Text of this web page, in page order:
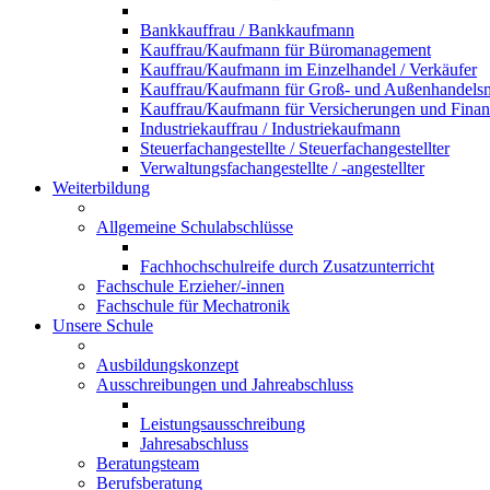
Bankkauffrau / Bankkaufmann
Kauffrau/Kaufmann für Büromanagement
Kauffrau/Kaufmann im Einzelhandel / Verkäufer
Kauffrau/Kaufmann für Groß- und
Kauffrau/Kaufmann für Versicherungen und
Industriekauffrau / Industriekaufmann
Steuerfachangestellte / Steuerfachangestellter
Verwaltungsfachangestellte / -angestellter
Weiterbildung
Allgemeine Schulabschlüsse
Fachhochschulreife durch Zusatzunterricht
Fachschule Erzieher/-innen
Fachschule für Mechatronik
Unsere Schule
Ausbildungskonzept
Ausschreibungen und Jahreabschluss
Leistungsausschreibung
Jahresabschluss
Beratungsteam
Berufsberatung